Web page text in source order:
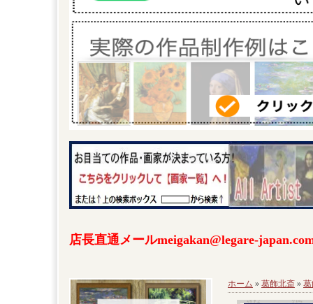
店長直通メールmeigakan@legare-
ホーム » 葛飾北斎 »